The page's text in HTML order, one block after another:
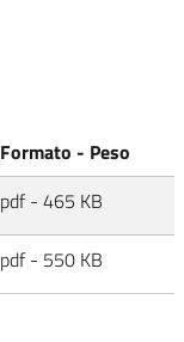
Formato - Peso
pdf - 465 KB
pdf - 550 KB